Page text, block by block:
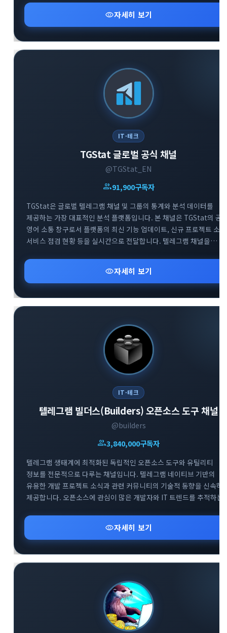
통해 프로젝트의 성장 과정을 실시간으로 확인할 수 있습니다.
블록체인 기반의 플레이 투 언 트렌드와 텔레그램 생태계의 결합을
경험하고자 하는 사용자에게 필수적인 정보를 제공합니다.
visibility자세히 보기
IT·테크
TGStat 글로벌 공식 채널
@TGStat_EN
group91,900구독자
TGStat은 글로벌 텔레그램 채널 및 그룹의 통계와 분석 데이터를
제공하는 가장 대표적인 분석 플랫폼입니다. 본 채널은 TGStat의 공
영어 소통 창구로서 플랫폼의 최신 기능 업데이트, 신규 프로젝트 소
서비스 점검 현황 등을 실시간으로 전달합니다. 텔레그램 채널을
사용자분들에게 필수적인 인사이트를 제공합니다. 함께 운영되는 공
지원 그룹을 통해 플랫폼 이용 중 발생하는 기술적 문의에 대해 빠르게
피드백을 받으실 수 있습니다.
visibility자세히 보기
IT·테크
텔레그램 빌더스(Builders) 오픈소스 도구 채널
@builders
group3,840,000구독자
텔레그램 생태계에 최적화된 독립적인 오픈소스 도구와 유틸리티
정보를 전문적으로 다루는 채널입니다. 텔레그램 네이티브 기반의
유용한 개발 프로젝트 소식과 관련 커뮤니티의 기술적 동향을 신속하
제공합니다. 오픈소스에 관심이 많은 개발자와 IT 트렌드를 추적하는
있게 전달하고 있습니다.
visibility자세히 보기
사이트 메뉴 이동 search close
스티커
채널·봇 지갑·미니앱 소식·FAQ